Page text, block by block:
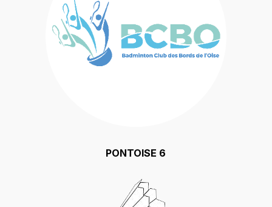
PONTOISE 6